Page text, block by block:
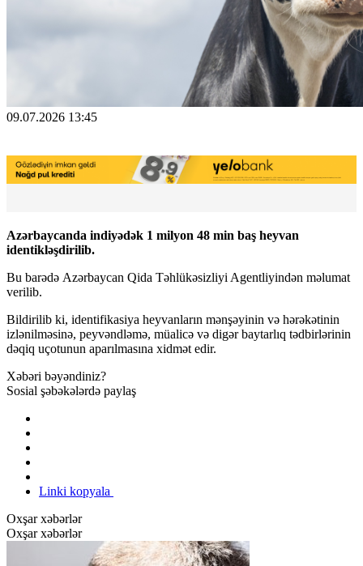
09.07.2026 13:45
Azərbaycanda indiyədək 1 milyon 48 min baş heyvan
identikləşdirilib.
Bu barədə Azərbaycan Qida Təhlükəsizliyi Agentliyindən məlumat
verilib.
Bildirilib ki, identifikasiya heyvanların mənşəyinin və hərəkətinin
izlənilməsinə, peyvəndləmə, müalicə və digər baytarlıq tədbirlərinin
dəqiq uçotunun aparılmasına xidmət edir.
Xəbəri bəyəndiniz?
Sosial şəbəkələrdə paylaş
Linki kopyala
Oxşar xəbərlər
Oxşar xəbərlər